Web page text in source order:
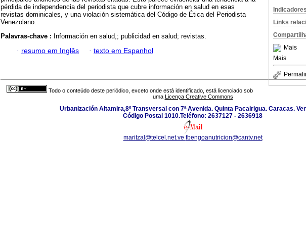
Indicadores
Links
Mais
Mais
pérdida de independencia del periodista que cubre información en salud en esas
revistas dominicales, y una violación sistemática del Código de Ética del Periodista
Venezolano.
Palavras-chave : Información en salud,; publicidad en salud; revistas.
· resumo em Inglês · texto em Espanhol
Todo o conteúdo deste periódico, exceto onde está identificado, está licenciado sob
uma Licença Creative Commons
Urbanización Altamira,8º Transversal con 7ª Avenida. Quinta Pacairigua. Caracas.
Código Postal 1010.Teléfono: 2637127 - 2636918
maritzal@telcel.net.ve fbengoanutricion@cantv.net